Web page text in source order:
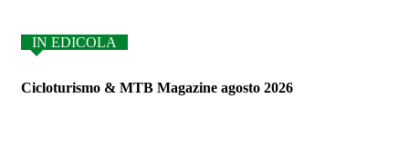
IN EDICOLA
Cicloturismo & MTB Magazine agosto 2026